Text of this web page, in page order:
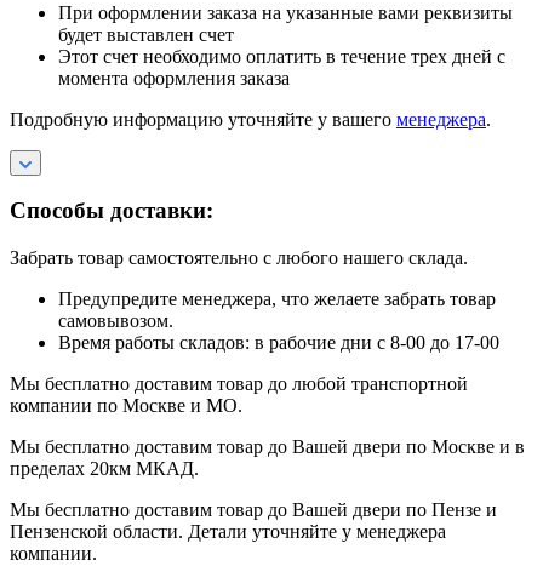
При оформлении заказа на указанные вами реквизиты
будет выставлен счет
Этот счет необходимо оплатить в течение трех дней с
момента оформления заказа
Подробную информацию уточняйте у вашего менеджера.
Способы доставки:
Забрать товар самостоятельно с любого нашего склада.
Предупредите менеджера, что желаете забрать товар
самовывозом.
Время работы складов: в рабочие дни с 8-00 до 17-00
Мы бесплатно доставим товар до любой транспортной
компании по Москве и МО.
Мы бесплатно доставим товар до Вашей двери по Москве и в
пределах 20км МКАД.
Мы бесплатно доставим товар до Вашей двери по Пензе и
Пензенской области. Детали уточняйте у менеджера
компании.